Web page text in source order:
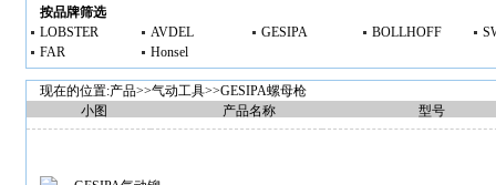
按品牌筛选
LOBSTER
AVDEL GESIPA BOLLHOFF
FAR
Honsel
现在的位置:产品>>气动工具>>GESIPA螺母枪
小图
产品名称 型号